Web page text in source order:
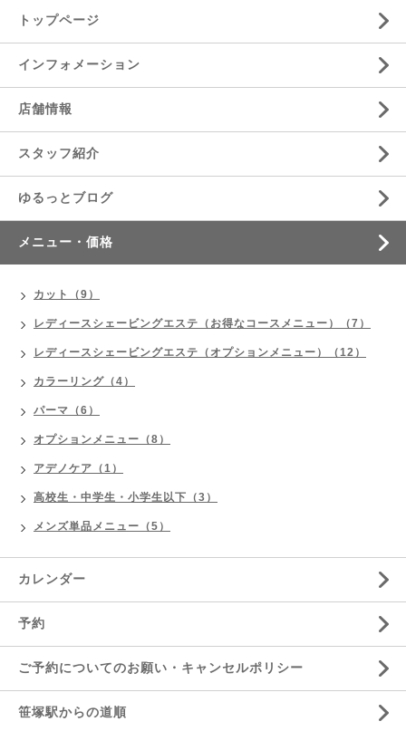
トップページ
インフォメーション
店舗情報
スタッフ紹介
ゆるっとブログ
メニュー・価格
カット（9）
レディースシェービングエステ（お得なコースメニュー）（7）
レディースシェービングエステ（オプションメニュー）（12）
カラーリング（4）
パーマ（6）
オプションメニュー（8）
アデノケア（1）
高校生・中学生・小学生以下（3）
メンズ単品メニュー（5）
カレンダー
予約
ご予約についてのお願い・キャンセルポリシー
笹塚駅からの道順